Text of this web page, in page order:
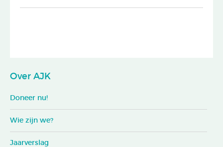
Over AJK
Doneer nu!
Wie zijn we?
Jaarverslag